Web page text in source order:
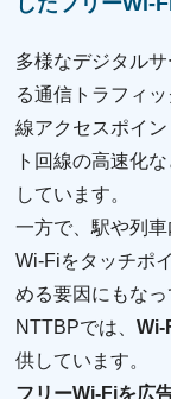
多様なデジタル
る通信トラフィ
線アクセスポイ
ト回線の高速化
しています。
一方で、駅や列
Wi-Fiをタッチポ
める要因にもなっ
NTTBPでは、Wi-
供しています。
フリーWi-Fiを広